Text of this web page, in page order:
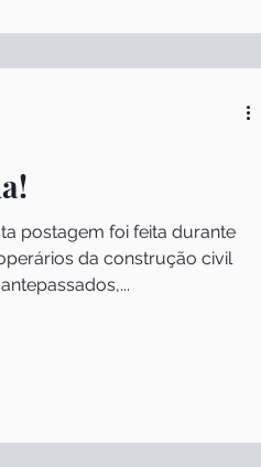
postagem foi feita durante
da construção civil